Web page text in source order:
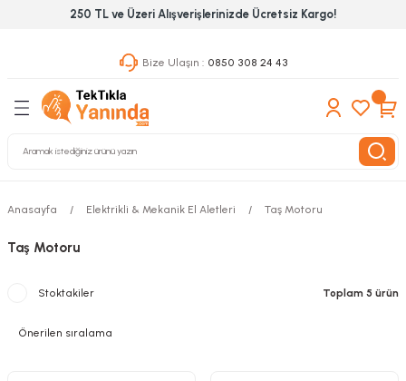
250 TL ve Üzeri Alışverişlerinizde Ücretsiz Kargo!
Bize Ulaşın : 0850 308 24 43
Geri Dön
Geri Dön
& Nalburiye
Grubu
Aletleri
Hizmet Dolapları
Geri Dön
Anasayfa Elektrikli & Mekanik El Aletleri Taş Motoru
Taş Motoru
Stoktakiler Toplam 5 ürün